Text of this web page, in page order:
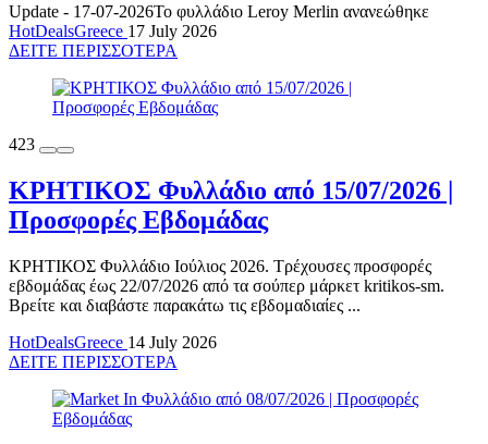
Update - 17-07-2026Το φυλλάδιο Leroy Merlin ανανεώθηκε
HotDealsGreece 17 July 2026
ΔΕΙΤΕ ΠΕΡΙΣΣΟΤΕΡΑ
423
ΚΡΗΤΙΚΟΣ Φυλλάδιο από 15/07/2026 |
Προσφορές Εβδομάδας
ΚΡΗΤΙΚΟΣ Φυλλάδιο Ιούλιος 2026. Τρέχουσες προσφορές
εβδομάδας έως 22/07/2026 από τα σούπερ μάρκετ kritikos-sm.
Βρείτε και διαβάστε παρακάτω τις εβδομαδιαίες ...
HotDealsGreece 14 July 2026
ΔΕΙΤΕ ΠΕΡΙΣΣΟΤΕΡΑ